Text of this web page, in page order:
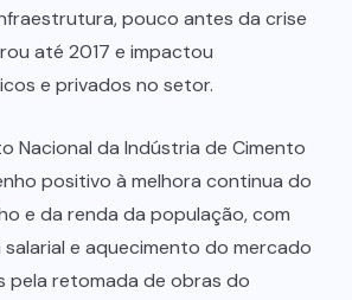
pouco antes da crise
até 2017 e impactou
e privados no setor.
Nacional da Indústria de Cimento
positivo à melhora continua do
e da renda da população, com
e aquecimento do mercado
pela retomada de obras do